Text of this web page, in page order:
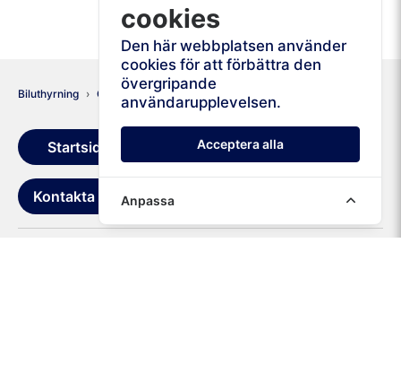
Biluthyrning Grekland Kreta Chania
Startsida Hyresvillkor
Kontakta oss
cookies
Den här webbplatsen använder
cookies för att förbättra den
övergripande
användarupplevelsen.
Acceptera alla
Anpassa